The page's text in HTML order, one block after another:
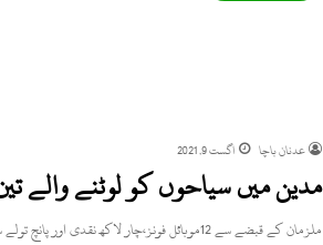
عدنان باچا اگست 9, 2021
مدین میں سیاحوں کو لوٹنے والے
ملزمان کے قبضے سے 12موبائل فونز،چار لاکھ نقدی اور پانچ تولے سونا برآمد کرلیا گیا